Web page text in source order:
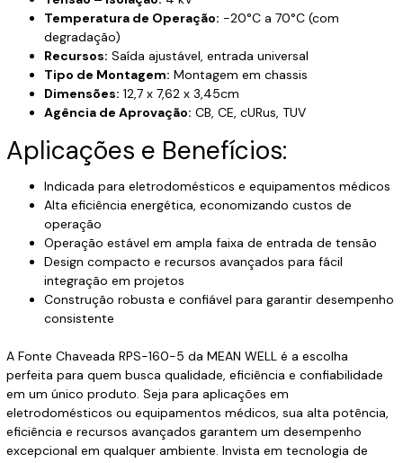
Temperatura de Operação: -20°C a 70°C (com
degradação)
Recursos: Saída ajustável, entrada universal
Tipo de Montagem: Montagem em chassis
Dimensões: 12,7 x 7,62 x 3,45cm
Agência de Aprovação: CB, CE, cURus, TUV
Aplicações e Benefícios:
Indicada para eletrodomésticos e equipamentos médicos
Alta eficiência energética, economizando custos de
operação
Operação estável em ampla faixa de entrada de tensão
Design compacto e recursos avançados para fácil
integração em projetos
Construção robusta e confiável para garantir desempenho
consistente
A Fonte Chaveada RPS-160-5 da MEAN WELL é a escolha
perfeita para quem busca qualidade, eficiência e confiabilidade
em um único produto. Seja para aplicações em
eletrodomésticos ou equipamentos médicos, sua alta potência,
eficiência e recursos avançados garantem um desempenho
excepcional em qualquer ambiente. Invista em tecnologia de